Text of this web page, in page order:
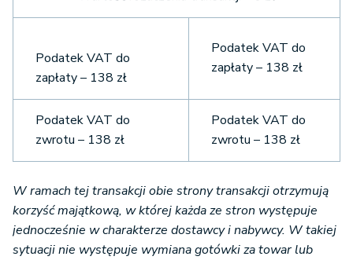
Podatek VAT do
zapłaty – 138 zł
Podatek VAT do
zapłaty – 138 zł
Podatek VAT do
zwrotu – 138 zł
Podatek VAT do
zwrotu – 138 zł
W ramach tej transakcji obie strony transakcji otrzymują
korzyść majątkową, w której każda ze stron występuje
jednocześnie w charakterze dostawcy i nabywcy. W takiej
sytuacji nie występuje wymiana gotówki za towar lub